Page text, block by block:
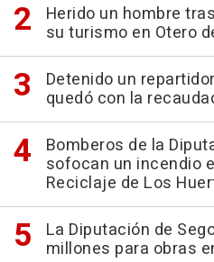
Herido un hombre
su turismo en Otero
Detenido un
quedó con la
Bomberos de la
sofocan un incendio
Reciclaje de Los
La Diputación de
millones para obras